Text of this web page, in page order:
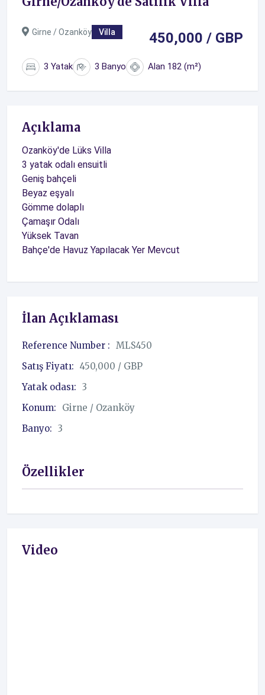
Girne / Ozanköy Villa 450,000 / GBP
3 Yatak 3 Banyo Alan 182 (m²)
Açıklama
Ozanköy'de Lüks Villa
3 yatak odalı ensuitli
Geniş bahçeli
Beyaz eşyalı
Gömme dolaplı
Çamaşır Odalı
Yüksek Tavan
Bahçe'de Havuz Yapılacak Yer Mevcut
İlan Açıklaması
Reference Number : MLS450
Satış Fiyatı: 450,000 / GBP
Yatak odası: 3
Konum:
Girne / Ozanköy
Banyo: 3
Özellikler
Video